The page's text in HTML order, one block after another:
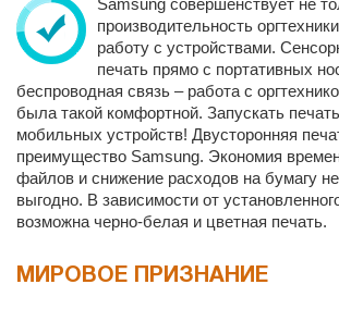
Samsung совершенствует не
производительность
работу с устройствами.
печать прямо с портативных
беспроводная связь – работа с
была такой комфортной. Запускать
мобильных устройств! Двусторонняя
преимущество Samsung. Экономия
файлов и снижение расходов на бумагу
выгодно. В зависимости от
возможна черно-белая и цветная печать.
МИРОВОЕ ПРИЗНАНИЕ